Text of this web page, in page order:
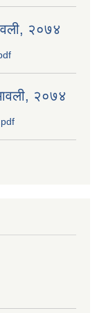
२०७४
२०७४